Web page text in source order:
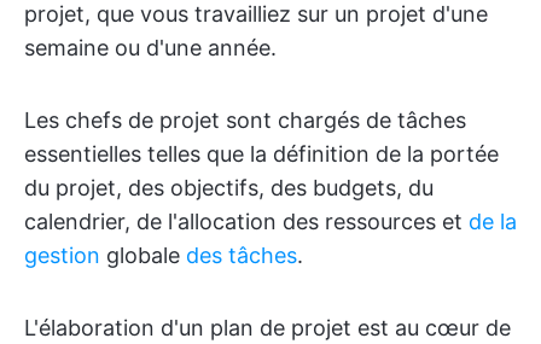
projet, que vous travailliez sur un projet d'une
semaine ou d'une année.
Les chefs de projet sont chargés de tâches
essentielles telles que la définition de la portée
du projet, des objectifs, des budgets, du
calendrier, de l'allocation des ressources et de la
gestion globale des tâches.
L'élaboration d'un plan de projet est au cœur de